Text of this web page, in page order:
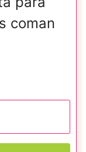
coman